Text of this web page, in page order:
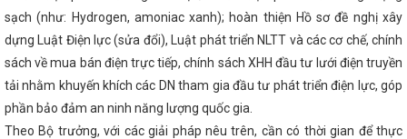
khai hướng dẫn quản trị Hệ thống thông tin giải quyết thủ tục
lý văn bản chỉ đạo, điều hành số của tỉnh
Thủ tướng Phạm
Hà Tĩnh tại Hội chợ mùa Xuân
Công đoàn Công ty CP
Tháng Công nhân, tháng hành động ATVSLĐ năm 2024
vụ Tỉnh ủy về một số nội dung liên quan tổ chức đảng, đảng
cụm công nghiệp rộng hơn 30 ha
Ban Thường vụ Tỉnh ủy
luân chuyển, điều động, bổ nhiệm cán bộ
Bộ trưởng
sạch (như: Hydrogen, amoniac xanh); hoàn thiện Hồ sơ đề nghị xây
dựng Luật Điện lực (sửa đổi), Luật phát triển NLTT và các cơ chế, chính
sách về mua bán điện trực tiếp, chính sách XHH đầu tư lưới điện truyền
tải nhằm khuyến khích các DN tham gia đầu tư phát triển điện lực, góp
phần bảo đảm an ninh năng lượng quốc gia.
Theo Bộ trưởng, với các giải pháp nêu trên, cần có thời gian để thực